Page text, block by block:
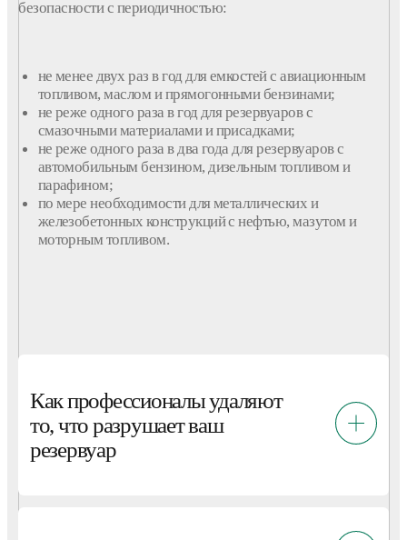
безопасности с периодичностью:
не менее двух раз в год для емкостей с авиационным
топливом, маслом и прямогонными бензинaми;
не реже одного раза в год для резервуаров с
смазочными материалами и присадками;
не реже одного раза в два года для резервуаров с
автомобильным бензином, дизельным топливом и
парафином;
по мере необходимости для металлических и
железобетонных конструкций с нефтью, мазутом и
моторным топливом.
Как профессионалы удаляют
то, что разрушает ваш
резервуар